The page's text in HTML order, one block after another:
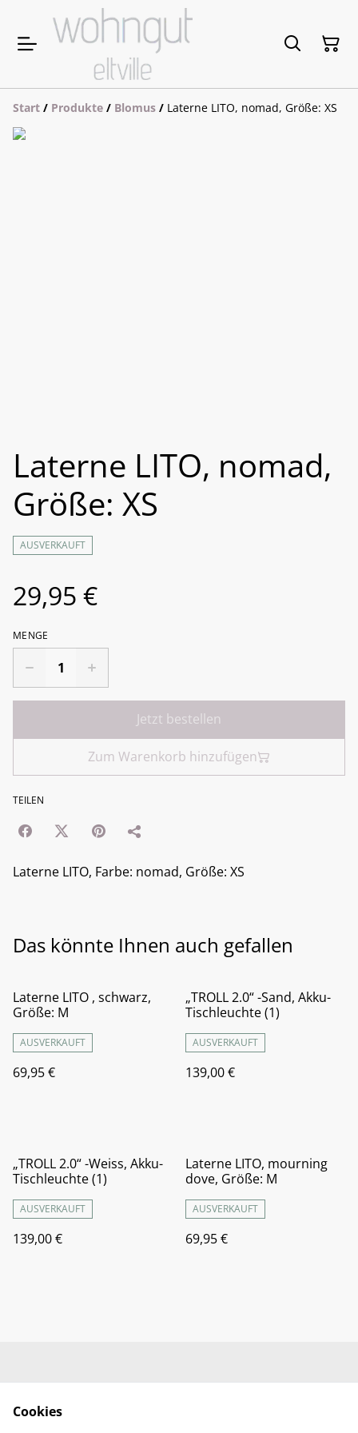
Start / Produkte / Blomus / Laterne LITO, nomad, Größe: XS
Laterne LITO, nomad,
Größe: XS
AUSVERKAUFT
29,95 €
MENGE
Jetzt bestellen
Zum Warenkorb hinzufügen
TEILEN
Laterne LITO, Farbe: nomad, Größe: XS
Das könnte Ihnen auch gefallen
Laterne LITO , schwarz,
Größe: M
AUSVERKAUFT
69,95 €
„TROLL 2.0“ -Sand, Akku-
Tischleuchte (1)
AUSVERKAUFT
139,00 €
„TROLL 2.0“ -Weiss, Akku-
Tischleuchte (1)
AUSVERKAUFT
139,00 €
Laterne LITO, mourning
dove, Größe: M
AUSVERKAUFT
69,95 €
Kontaktieren Sie uns
AGB's
Datenschutzerklärun
Cookies